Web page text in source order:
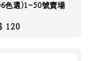
色選)1-50號賣場
120